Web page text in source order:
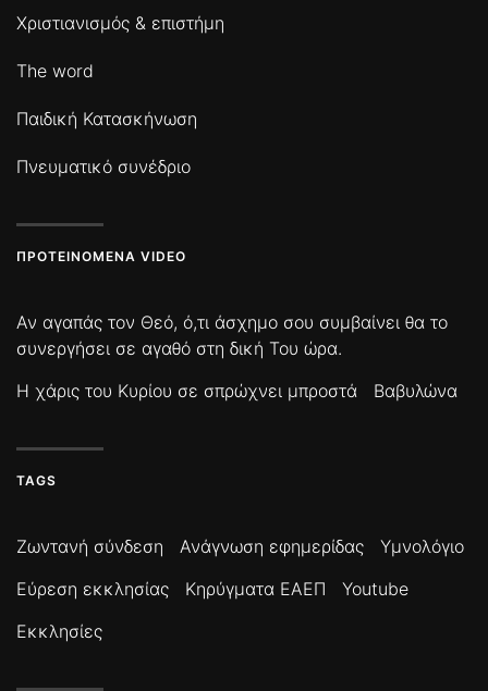
Χριστιανισμός & επιστήμη
The word
Παιδική Κατασκήνωση
Πνευματικό συνέδριο
ΠΡΟΤΕΙΝΌΜΕΝΑ VIDEO
Αν αγαπάς τον Θεό, ό,τι άσχημο σου συμβαίνει θα το
συνεργήσει σε αγαθό στη δική Του ώρα.
Η χάρις του Κυρίου σε σπρώχνει μπροστά
Βαβυλώνα
TAGS
Ζωντανή σύνδεση Ανάγνωση εφημερίδας
Υμνολόγιο
Εύρεση εκκλησίας
Κηρύγματα ΕΑΕΠ
Youtube
Εκκλησίες